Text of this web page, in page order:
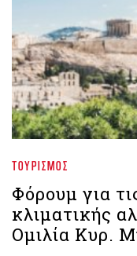
ΤΟΥΡΙΣΜΌΣ
Φόρουμ για
κλιματικής
Ομιλία Κυρ.